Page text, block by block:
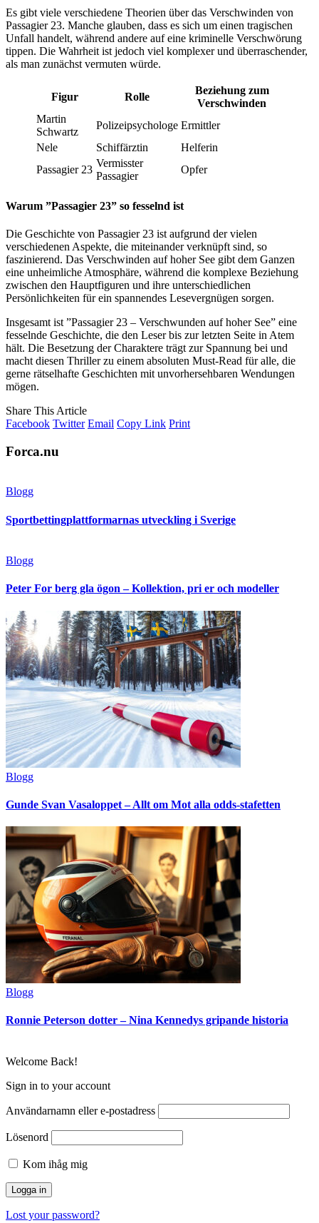
Es gibt viele verschiedene Theorien über das Verschwinden von
Passagier 23. Manche glauben, dass es sich um einen tragischen
Unfall handelt, während andere auf eine kriminelle Verschwörung
tippen. Die Wahrheit ist jedoch viel komplexer und überraschender,
als man zunächst vermuten würde.
Figur Rolle
Beziehung zum
Verschwinden
Martin
Schwartz
Polizeipsychologe Ermittler
Nele
Schiffärztin
Helferin
Passagier 23
Vermisster
Passagier
Opfer
Warum ”Passagier 23” so fesselnd ist
Die Geschichte von Passagier 23 ist aufgrund der vielen
verschiedenen Aspekte, die miteinander verknüpft sind, so
faszinierend. Das Verschwinden auf hoher See gibt dem Ganzen
eine unheimliche Atmosphäre, während die komplexe Beziehung
zwischen den Hauptfiguren und ihre unterschiedlichen
Persönlichkeiten für ein spannendes Lesevergnügen sorgen.
Insgesamt ist ”Passagier 23 – Verschwunden auf hoher See” eine
fesselnde Geschichte, die den Leser bis zur letzten Seite in Atem
hält. Die Besetzung der Charaktere trägt zur Spannung bei und
macht diesen Thriller zu einem absoluten Must-Read für alle, die
gerne rätselhafte Geschichten mit unvorhersehbaren Wendungen
mögen.
Share This Article
Facebook Twitter Email Copy Link Print
Forca.nu
Blogg
Sportbettingplattformarnas utveckling i Sverige
Blogg
Peter For berg gla ögon – Kollektion, pri er och modeller
Blogg
Gunde Svan Vasaloppet – Allt om Mot alla odds-stafetten
Blogg
Ronnie Peterson dotter – Nina Kennedys gripande historia
Welcome Back!
Sign in to your account
Användarnamn eller e-postadress
Lösenord
Kom ihåg mig
Lost your password?